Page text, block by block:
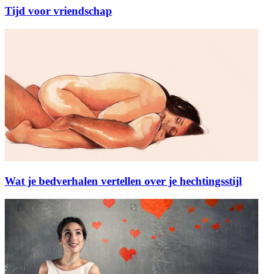
Tijd voor vriendschap
Wat je bedverhalen vertellen over je hechtingsstijl